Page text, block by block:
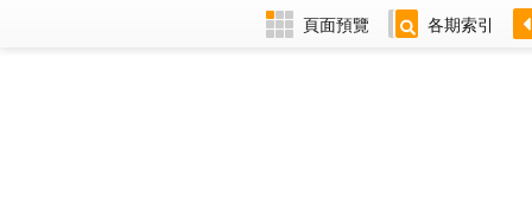
頁面預覽 各期索引